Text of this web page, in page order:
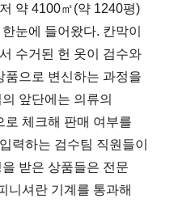
약 4100㎡(약 1240평)
눈에 들어왔다. 칸막이
수거된 헌 옷이 검수와
품으로 변신하는 과정을
앞단에는 의류의
로 체크해 판매 여부를
력하는 검수팀 직원들이
받은 상품들은 전문
니셔란 기계를 통과해